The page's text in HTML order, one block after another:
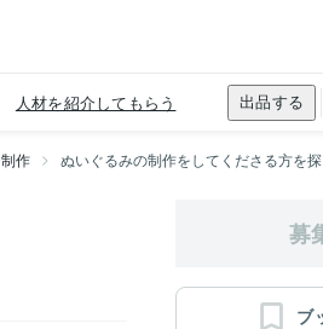
作 ぬいぐるみの制作をしてくださる方を探
募
ブ